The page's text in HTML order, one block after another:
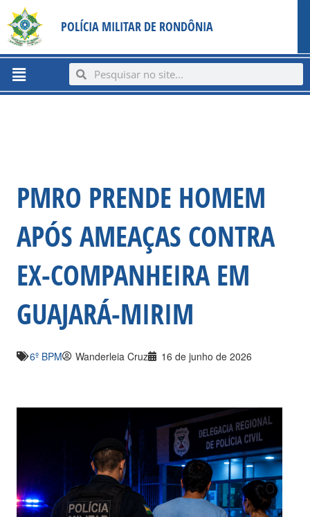
content
para
conteúdo
POLÍCIA MILITAR DE RONDÔNIA
Menu SearchSearch
PMRO PRENDE HOMEM
APÓS AMEAÇAS CONTRA
EX-COMPANHEIRA EM
GUAJARÁ-MIRIM
6º BPM Wanderleia Cruz 16 de junho de 2026